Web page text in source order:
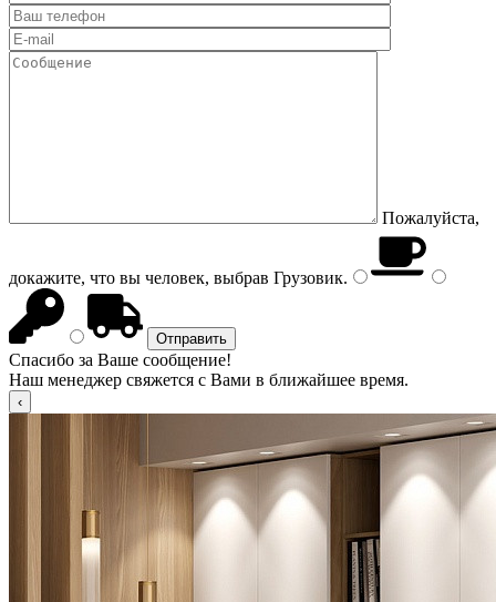
Пожалуйста,
докажите, что вы человек, выбрав Грузовик.
Спасибо за Ваше сообщение!
Наш менеджер свяжется с Вами в ближайшее время.